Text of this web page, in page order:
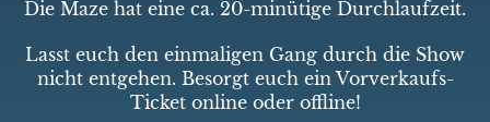
Die Maze hat eine ca. 20-minütige Durchlaufzeit.
Lasst euch den einmaligen Gang durch die Show
nicht entgehen. Besorgt euch ein Vorverkaufs-
Ticket online oder offline!